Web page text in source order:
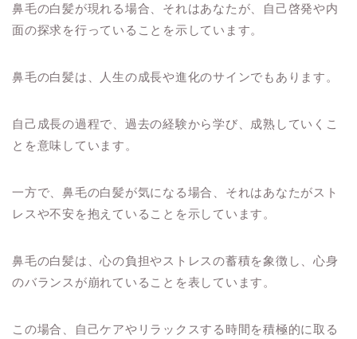
鼻毛の白髪が現れる場合、それはあなたが、自己啓発や内
面の探求を行っていることを示しています。
鼻毛の白髪は、人生の成長や進化のサインでもあります。
自己成長の過程で、過去の経験から学び、成熟していくこ
とを意味しています。
一方で、鼻毛の白髪が気になる場合、それはあなたがスト
レスや不安を抱えていることを示しています。
鼻毛の白髪は、心の負担やストレスの蓄積を象徴し、心身
のバランスが崩れていることを表しています。
この場合、自己ケアやリラックスする時間を積極的に取る